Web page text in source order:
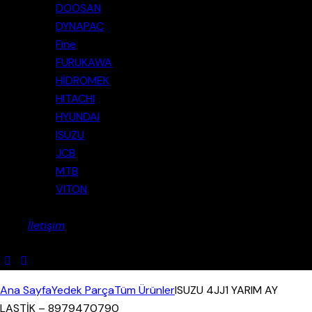
DOOSAN
DYNAPAC
Fine
FURUKAWA
HİDROMEK
HITACHI
HYUNDAI
ISUZU
JCB
MTB
VITON
İletişim
Ana SayfaYedek ParçaTüm ÜrünlerISUZU 4JJ1 YARIM AY
LASTİK – 8979470790